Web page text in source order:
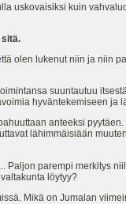
uskovaisiksi kuin
sitä.
olen lukenut niin ja niin
suuntautuu
hyväntekemiseen ja
anteeksi
lähimmäisiään
Paljon parempi merkitys
löytyy?
Mikä on Jumalan